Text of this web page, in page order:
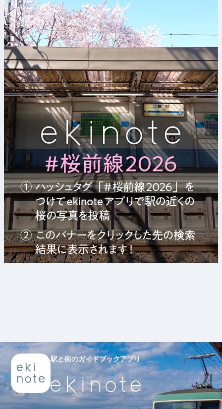
駅と街のガイドブックアプリ